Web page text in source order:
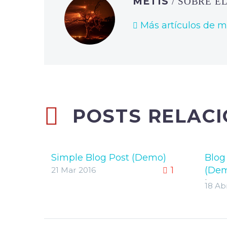
Más artículos de
POSTS
Simple Blog Post (Demo)
1
21 Mar 2016
18